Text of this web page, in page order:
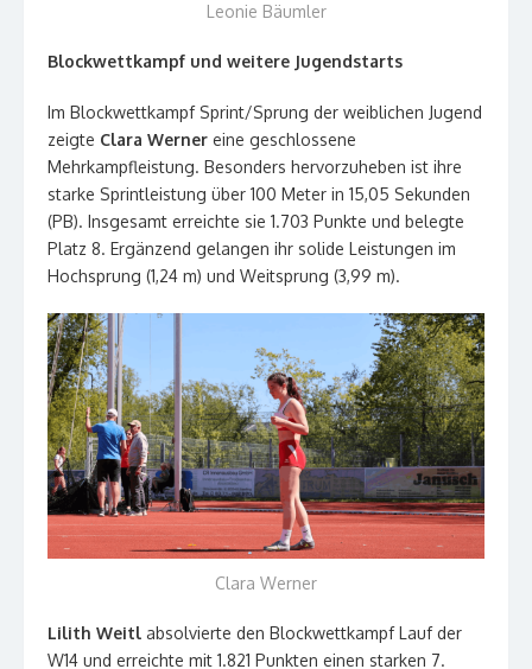
Leonie Bäumler
Blockwettkampf und weitere Jugendstarts
Im Blockwettkampf Sprint/Sprung der weiblichen Jugend
zeigte Clara Werner eine geschlossene
Mehrkampfleistung. Besonders hervorzuheben ist ihre
starke Sprintleistung über 100 Meter in 15,05 Sekunden
(PB). Insgesamt erreichte sie 1.703 Punkte und belegte
Platz 8. Ergänzend gelangen ihr solide Leistungen im
Hochsprung (1,24 m) und Weitsprung (3,99 m).
Clara Werner
Lilith Weitl absolvierte den Blockwettkampf Lauf der
W14 und erreichte mit 1.821 Punkten einen starken 7.